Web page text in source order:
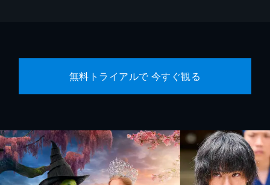
無料トライアルで 今すぐ観る